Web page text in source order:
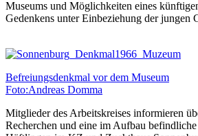
Museums und Möglichkeiten eines
Gedenkens unter Einbeziehung der jungen
Befreiungsdenkmal vor dem Museum
Foto:Andreas Domma
Mitglieder des Arbeitskreises informieren
Recherchen und eine im Aufbau